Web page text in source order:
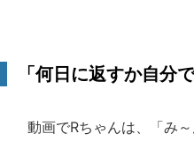
「何日に返すか自分
動画でRちゃんは、「み